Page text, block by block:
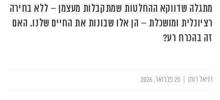
מתגלה שדווקא ההחלטות שמתקבלות מעצמן – ללא בחירה
רציונלית ומושכלת – הן אלו שבונות את החיים שלנו. האם
זה בהכרח רע?
דניאל דותן